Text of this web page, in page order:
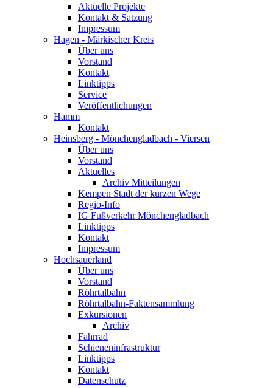
Aktuelle Projekte
Kontakt & Satzung
Impressum
Hagen - Märkischer Kreis
Über uns
Vorstand
Kontakt
Linktipps
Service
Veröffentlichungen
Hamm
Kontakt
Heinsberg - Mönchengladbach - Viersen
Über uns
Vorstand
Aktuelles
Archiv Mitteilungen
Kempen Stadt der kurzen Wege
Regio-Info
IG Fußverkehr Mönchengladbach
Linktipps
Kontakt
Impressum
Hochsauerland
Über uns
Vorstand
Röhrtalbahn
Röhrtalbahn-Faktensammlung
Exkursionen
Archiv
Fahrrad
Schieneninfrastruktur
Linktipps
Kontakt
Datenschutz